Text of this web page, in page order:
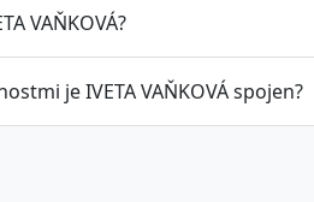
VAŇKOVÁ?
je IVETA VAŇKOVÁ spojen?